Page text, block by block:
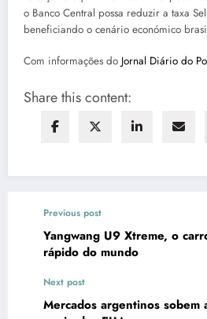
o Banco Central possa reduzir a taxa
beneficiando o cenário económico
Com informações do Jornal Diário do
Share this content:
Previous post
Yangwang U9 Xtreme, o
rápido do mundo
Next post
Mercados argentinos sobem